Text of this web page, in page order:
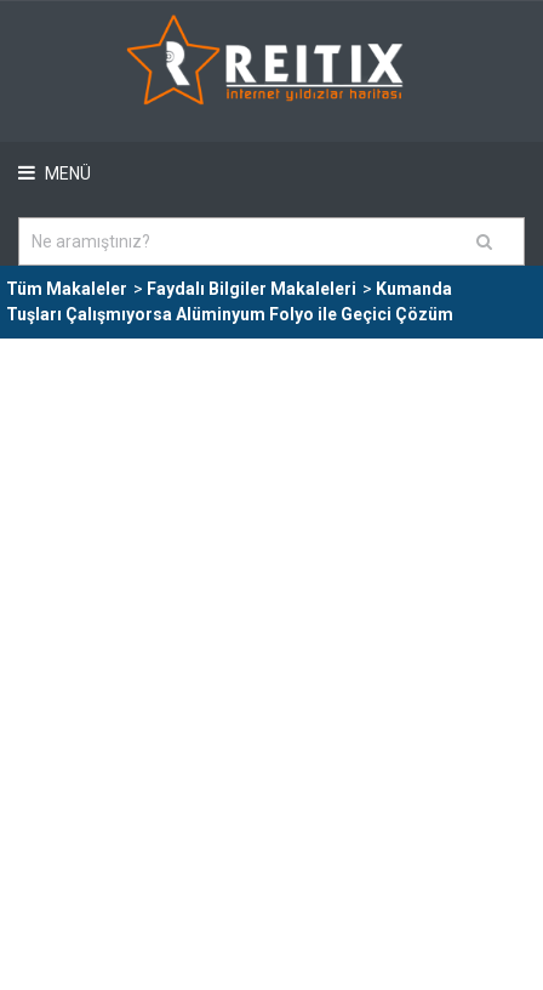
MENÜ
Tüm Makaleler > Faydalı Bilgiler Makaleleri > Kumanda
Tuşları Çalışmıyorsa Alüminyum Folyo ile Geçici Çözüm